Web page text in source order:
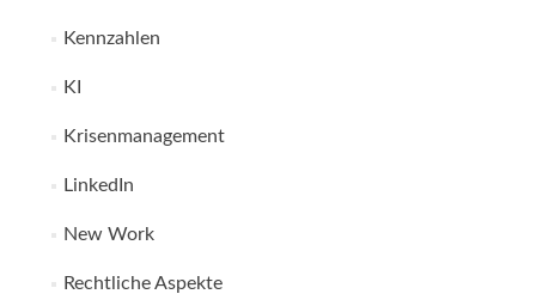
Kennzahlen
KI
Krisenmanagement
LinkedIn
New Work
Rechtliche Aspekte